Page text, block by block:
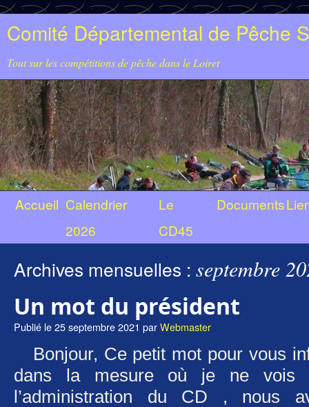
Comité Départemental de Pêche
Tout sur les compétitions de pêche dans le Loiret
Accueil Calendrier
2026
Le
CD45
Documents
Archives mensuelles : septembre
Un mot du président
Publié le25 septembre 2021 parWebmaster
Bonjour, Ce petit mot pour vous
dans la mesure où je ne vois
l’administration du CD , nous